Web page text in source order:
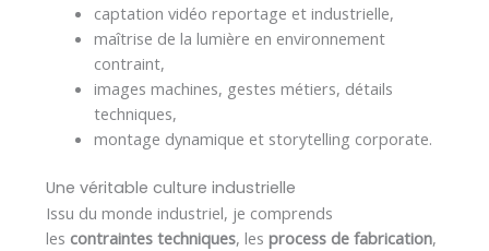
captation vidéo reportage et industrielle,
maîtrise de la lumière en environnement
contraint,
images machines, gestes métiers, détails
techniques,
montage dynamique et storytelling corporate.
Une véritable culture industrielle
Issu du monde industriel, je comprends
les contraintes techniques, lesprocess de fabrication,